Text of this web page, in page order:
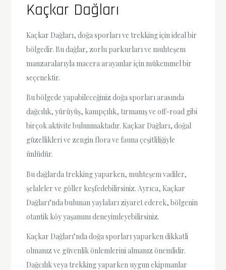
Kaçkar Dağları
Kaçkar Dağları, doğa sporları ve trekking için ideal bir
bölgedir. Bu dağlar, zorlu parkurları ve muhteşem
manzaralarıyla macera arayanlar için mükemmel bir
seçenektir.
Bu bölgede yapabileceğiniz doğa sporları arasında
dağcılık, yürüyüş, kampçılık, tırmanış ve off-road gibi
birçok aktivite bulunmaktadır. Kaçkar Dağları, doğal
güzellikleri ve zengin flora ve fauna çeşitliliğiyle
ünlüdür.
Bu dağlarda trekking yaparken, muhteşem vadiler,
şelaleler ve göller keşfedebilirsiniz. Ayrıca, Kaçkar
Dağları’nda bulunan yaylaları ziyaret ederek, bölgenin
otantik köy yaşamını deneyimleyebilirsiniz.
Kaçkar Dağları’nda doğa sporları yaparken dikkatli
olmanız ve güvenlik önlemlerini almanız önemlidir.
Dağcılık veya trekking yaparken uygun ekipmanlar